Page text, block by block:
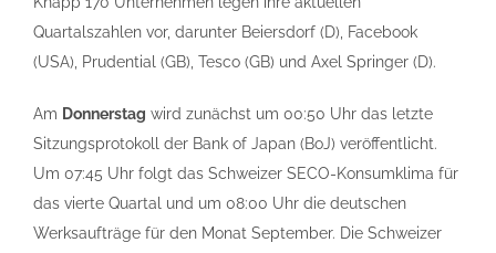
Quartalszahlen vor, darunter Beiersdorf (D), Facebook
(USA), Prudential (GB), Tesco (GB) und Axel Springer (D).
Am Donnerstag wird zunächst um 00:50 Uhr das letzte
Sitzungsprotokoll der Bank of Japan (BoJ) veröffentlicht.
Um 07:45 Uhr folgt das Schweizer SECO-Konsumklima für
das vierte Quartal und um 08:00 Uhr die deutschen
Werksaufträge für den Monat September. Die Schweizer